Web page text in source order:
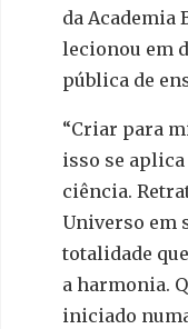
da Academia
lecionou em
pública de
“Criar para
isso se
ciência.
Universo em
totalidade
a harmonia.
iniciado